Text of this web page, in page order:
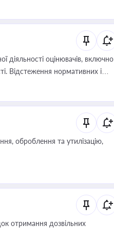
діяльності оцінювачів, включно
Відстеження нормативних і
час оподаткування,
діяльності
оброблення та утилізацію,
отримання дозвільних